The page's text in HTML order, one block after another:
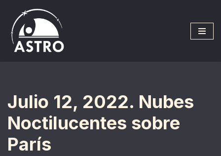
Saltar
al
contenido
Julio 12, 2022. Nubes
Noctilucentes sobre
París